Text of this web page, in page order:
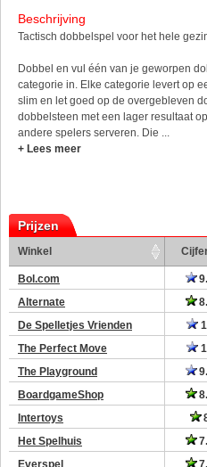
Beschrijving
Tactisch dobbelspel voor het hele
Dobbel en vul één van je geworpen
categorie in. Elke categorie levert op
slim en let goed op de overgebleven
dobbelsteen met een lager resultaat
andere spelers serveren. Die ...
+ Lees meer
Prijzen
Winkel
Bol.com
Alternate
De Spelletjes Vrienden
The Perfect Move
The Playground
BoardgameShop
Intertoys
Het Spelhuis